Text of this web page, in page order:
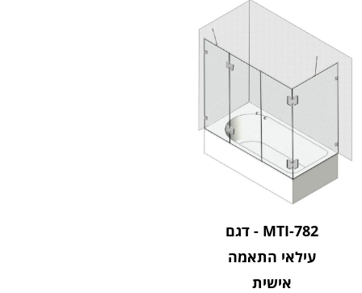
MTI-782 - דגם
עילאי התאמה
אישית